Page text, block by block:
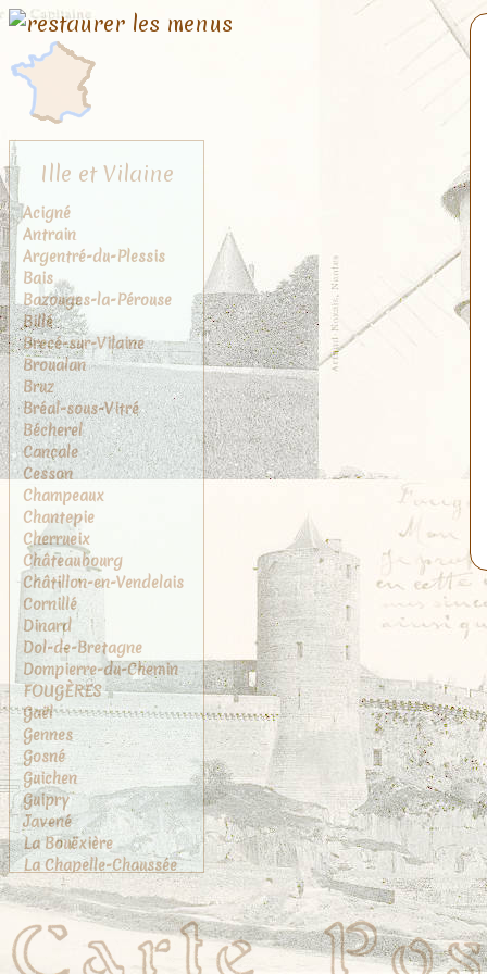
Ille et Vilaine
Acigné
Antrain
Argentré-du-Plessis
Bais
Bazouges-la-Pérouse
Billé
Brecé-sur-Vilaine
Broualan
Bruz
Bréal-sous-Vitré
Bécherel
Cancale
Cesson
Champeaux
Chantepie
Cherrueix
Châteaubourg
Châtillon-en-Vendelais
Cornillé
Dinard
Dol-de-Bretagne
Dompierre-du-Chemin
FOUGÈRES
Gaël
Gennes
Gosné
Guichen
Guipry
Javené
La Bouëxière
La Chapelle-Chaussée
La Chapelle-des-
Fougeretz
La Gouesnière
La Rance